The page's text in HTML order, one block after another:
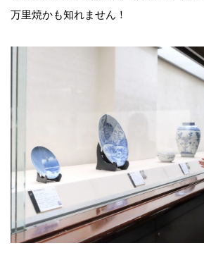
万里焼かも知れません！